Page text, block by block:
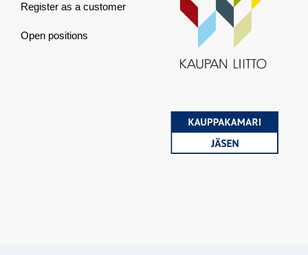
Register as a customer
Open positions